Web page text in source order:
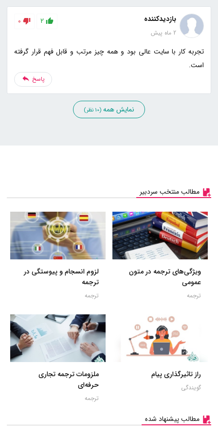
بازدیدکننده
2 ماه پیش
2
0
تجربه کار با سایت عالی بود و همه چیز مرتب و قابل فهم قرار گرفته
است.
پاسخ
نمایش همه (10 نظر)
مطالب منتخب سردبیر
ویژگی‌های ترجمه در متون
عمومی
ترجمه
لزوم انسجام و پیوستگی در
ترجمه
ترجمه
راز تاثیرگذاری پیام
گویندگی
ملزومات ترجمه تجاری
حرفه‌ای
ترجمه
مطالب پیشنهاد شده